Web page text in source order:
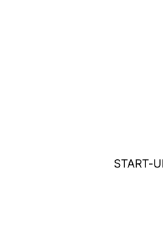
START-